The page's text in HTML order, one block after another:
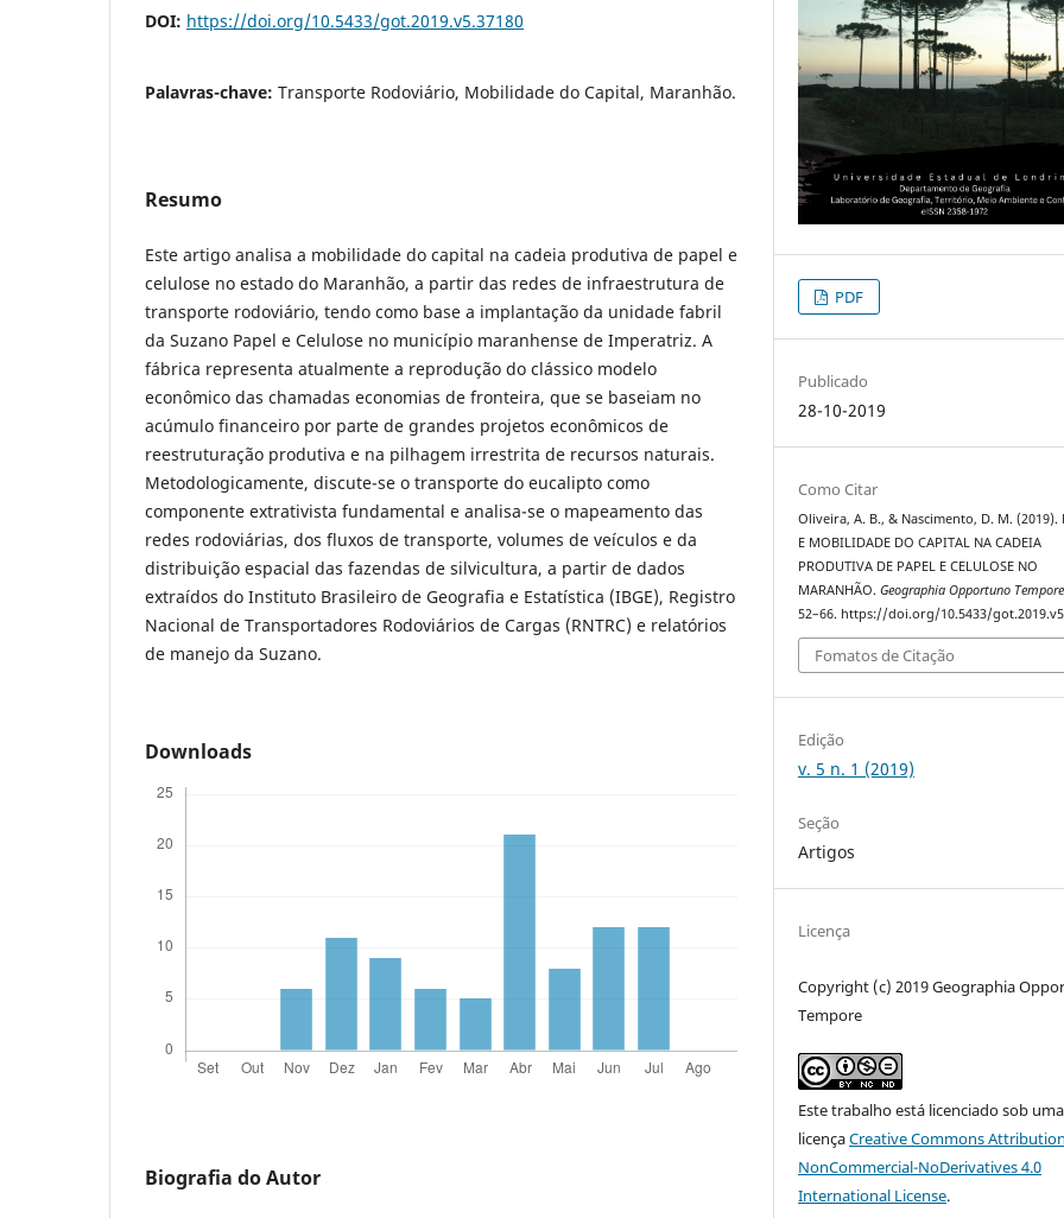
DOI: https://doi.org/10.5433/got.2019.v5.37180
Palavras-chave: Transporte Rodoviário, Mobilidade do Capital, Maranhão.
Resumo
Este artigo analisa a mobilidade do capital na cadeia produtiva de papel e
celulose no estado do Maranhão, a partir das redes de infraestrutura de
transporte rodoviário, tendo como base a implantação da unidade fabril
da Suzano Papel e Celulose no município maranhense de Imperatriz. A
fábrica representa atualmente a reprodução do clássico modelo
econômico das chamadas economias de fronteira, que se baseiam no
acúmulo financeiro por parte de grandes projetos econômicos de
reestruturação produtiva e na pilhagem irrestrita de recursos naturais.
Metodologicamente, discute-se o transporte do eucalipto como
componente extrativista fundamental e analisa-se o mapeamento das
redes rodoviárias, dos fluxos de transporte, volumes de veículos e da
distribuição espacial das fazendas de silvicultura, a partir de dados
extraídos do Instituto Brasileiro de Geografia e Estatística (IBGE), Registro
Nacional de Transportadores Rodoviários de Cargas (RNTRC) e relatórios
de manejo da Suzano.
Downloads
Biografia do Autor
PDF
Publicado
28-10-2019
Como Citar
Oliveira, A. B., & Nascimento, D. M. (2019).
E MOBILIDADE DO CAPITAL NA CADEIA
PRODUTIVA DE PAPEL E CELULOSE NO
MARANHÃO.Geographia Opportuno Tempore
52–66. https://doi.org/10.5433/
Fomatos de Citação
Edição
v. 5 n. 1 (2019)
Seção
Artigos
Licença
Copyright (c) 2019 Geographia
Tempore
Este trabalho está licenciado sob uma
licençaCreative Commons
NonCommercial-NoDerivatives 4.0
International License.